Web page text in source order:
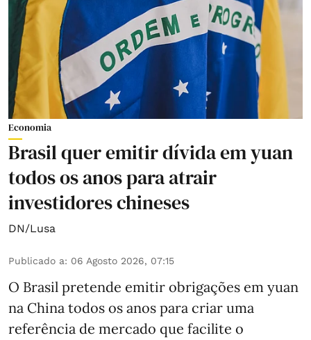
Economia
Brasil quer emitir dívida em yuan
todos os anos para atrair
investidores chineses
DN/Lusa
Publicado a: 06 Agosto 2026, 07:15
O Brasil pretende emitir obrigações em yuan
na China todos os anos para criar uma
referência de mercado que facilite o